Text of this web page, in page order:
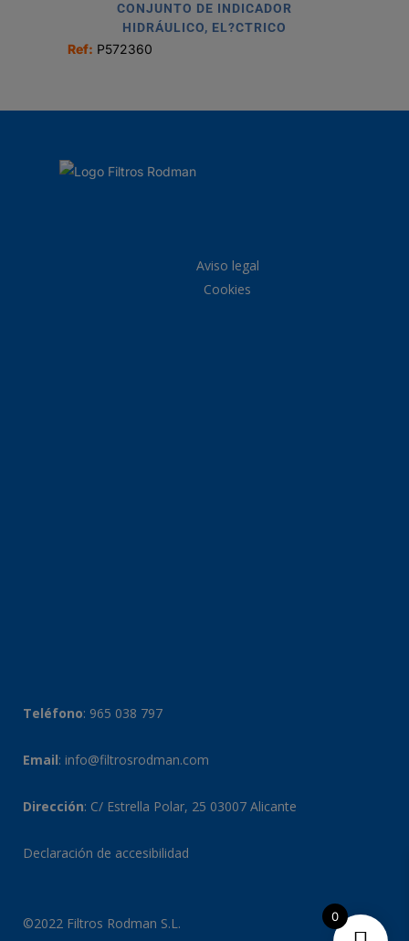
CONJUNTO DE INDICADOR
HIDRÁULICO, EL?CTRICO
Ref: P572360
Aviso legal
Cookies
Teléfono: 965 038 797
Email: info@filtrosrodman.com
Dirección: C/ Estrella Polar, 25 03007 Alicante
Declaración de accesibilidad
©2022 Filtros Rodman S.L. 0